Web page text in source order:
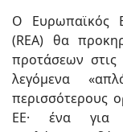
Ο Ευρωπαϊκός
(REA) θα
προτάσεων στις
λεγόμενα
περισσότερους
ΕΕ· ένα για